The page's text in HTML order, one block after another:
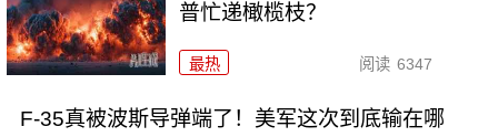
普忙递橄榄枝？
最热 阅读 6347
F-35真被波斯导弹端了！美军这次到底输在哪